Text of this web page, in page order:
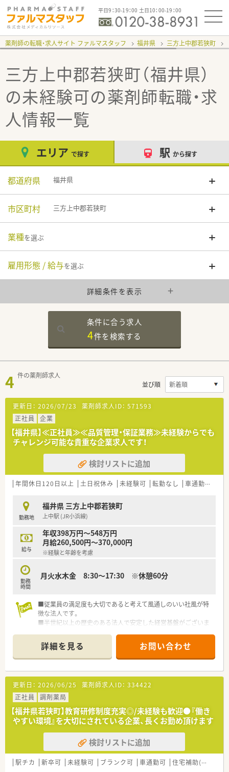
平日9：30-19：00 土日10：00-19：00
薬剤師の転職・求人サイト ファルマスタッフ 福井県 三方上中郡若狭町
三方上中郡若狭町（福井県）
の未経験可の薬剤師転職・求
人情報一覧
エリア で探す 駅 から探す
都道府県 福井県
市区町村 三方上中郡若狭町
業種を選ぶ
雇用形態 / 給与を選ぶ
詳細条件を表示
条件に合う求人
4件を検索する
4 件の薬剤師求人
並び順
更新日： 2026/07/23 薬剤師求人ID： 571593
正社員
企業
【福井県】≪正社員≫≪品質管理・保証業務≫未経験からでも
チャレンジ可能な貴重な企業求人です！
検討リストに追加
年間休日120日以上 土日祝休み 未経験可 転勤なし 車通勤可
勤務地
福井県 三方上中郡若狭町
上中駅 (JR小浜線)
給与
年収398万円～548万円
月給260,500円～370,000円
※経験と年齢を考慮
勤務
時間
月火水木金 8:30～17:30 ※休憩60分
■従業員の満足度も大切であると考えて風通しのいい社風が特
徴な法人です。
■半世紀以上の歴史のある法人で安定した経営基盤がございま
■絶えず生産技術の向上、新たな設備を導入し、ソフトカプセル
の製造、大手・中堅製薬会社からの錠剤の糖衣加工の受託など、
現在の会社の基礎を確立しています。
■最新設備の導入を進めるとともに、高度な製剤技術力とＧＭＰ
対応により、内服固形製剤を中心とする医薬品の受託加工に注力
してきました。
詳細を見る お問い合わせ
更新日： 2026/06/25 薬剤師求人ID： 334422
正社員
調剤薬局
【福井県若狭町】教育研修制度充実◎/未経験も歓迎●『働き
やすい環境』を大切にされている企業、長くお勤め頂けます
検討リストに追加
駅チカ 新卒可 未経験可 ブランク可 車通勤可 住宅補助(手当)あり